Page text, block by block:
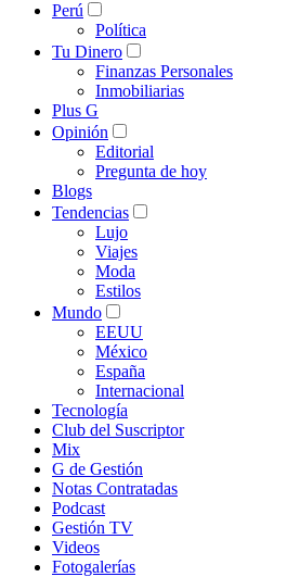
Perú
Política
Tu Dinero
Finanzas Personales
Inmobiliarias
Plus G
Opinión
Editorial
Pregunta de hoy
Blogs
Tendencias
Lujo
Viajes
Moda
Estilos
Mundo
EEUU
México
España
Internacional
Tecnología
Club del Suscriptor
Mix
G de Gestión
Notas Contratadas
Podcast
Gestión TV
Videos
Fotogalerías